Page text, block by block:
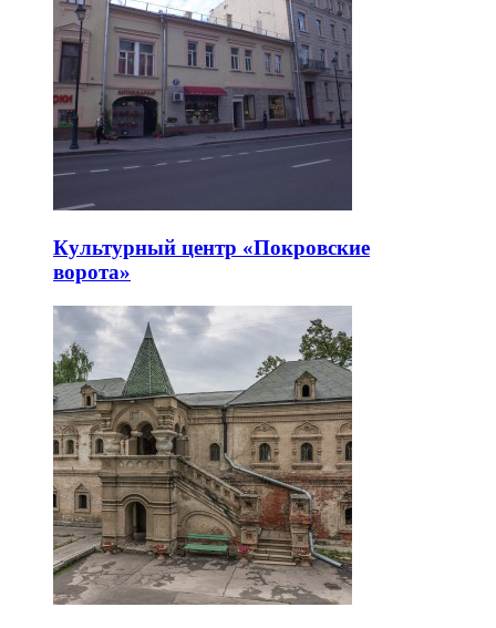
Культурный центр «Покровские
ворота»